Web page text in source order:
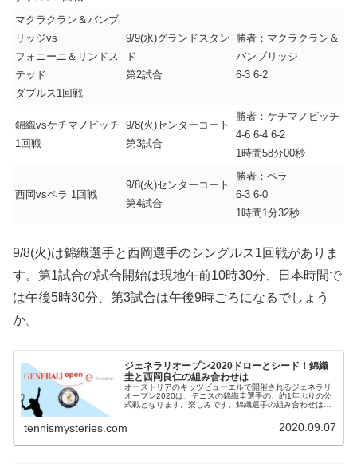
マクラクラン＆バンブ
リッジvs
フォニーニ＆リンドス
テッド
ダブルス1回戦
9/9(水)グランドスタン
ド
第2試合
勝者：マクラクラン＆
バンブリッジ
6-3 6-2
錦織vsケチマノビッチ
1回戦
9/8(火)センターコート
第3試合
勝者：ケチマノビッチ
4-6 6-4 6-2
1時間58分00秒
西岡vsペラ 1回戦
9/8(火)センターコート
第4試合
勝者：ペラ
6-3 6-0
1時間1分32秒
9/8(火)は錦織選手と西岡選手のシングルス1回戦がありま
す。第1試合の試合開始は現地午前10時30分、日本時間で
は午後5時30分、第3試合は午後9時ごろになるでしょう
か。
ジェネラリオープン2020ドローとシード！錦織
圭と西岡良仁の組み合わせは
オーストリアのキッツビューエルで開催されるジェネラリ
オープン2020は、テニスの錦織圭選手の、約1年ぶりの公
式戦となります。楽しみです。錦織選手の組み合わせは？
tennismysteries.com 2020.09.07